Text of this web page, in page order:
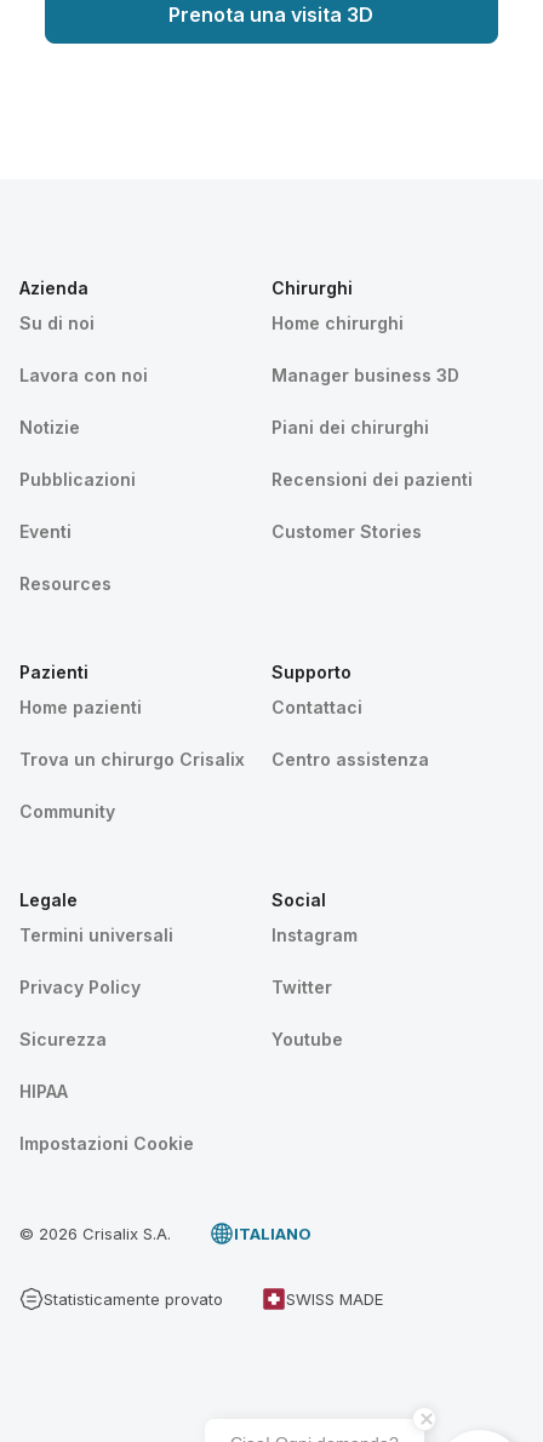
Prenota una visita 3D
Azienda
Su di noi
Lavora con noi
Notizie
Pubblicazioni
Eventi
Resources
Chirurghi
Home chirurghi
Manager business 3D
Piani dei chirurghi
Recensioni dei pazienti
Customer Stories
Pazienti
Home pazienti
Trova un chirurgo Crisalix
Community
Supporto
Contattaci
Centro assistenza
Legale
Termini universali
Privacy Policy
Sicurezza
HIPAA
Impostazioni Cookie
Social
Instagram
Twitter
Youtube
© 2026 Crisalix S.A. ITALIANO
Statisticamente provato SWISS MADE